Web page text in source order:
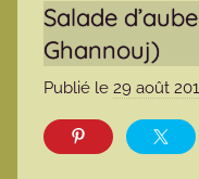
Salade
Ghannouj)
Publié le 29 août